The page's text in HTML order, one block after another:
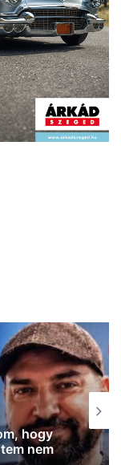
kaptam